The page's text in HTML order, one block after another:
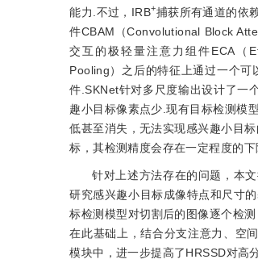
能力.不过，IRB+捕获所有通道的依
件CBAM（Convolutional Block
交互的极轻量注意力组件ECA（
Pooling）之后的特征上通过一个可
件.SKNet针对多尺度输出设计了一
趣小目标像素点少.现有目标检测模
低甚至消失，无法实现感兴趣小目
标，其检测精度会存在一定程度的下
针对上述方法存在的问题，本
研究感兴趣小目标成像特点和尺寸
标检测模型对切割后的图像逐个检
在此基础上，结合分支注意力、空
模块中，进一步提高了HRSSD对高